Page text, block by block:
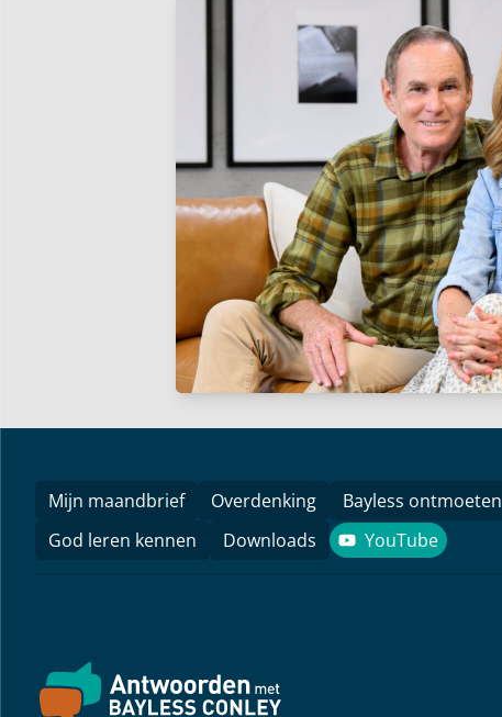
Mijn maandbrief Overdenking Bayless ontmoeten
God leren kennen
Downloads YouTube
YouTube